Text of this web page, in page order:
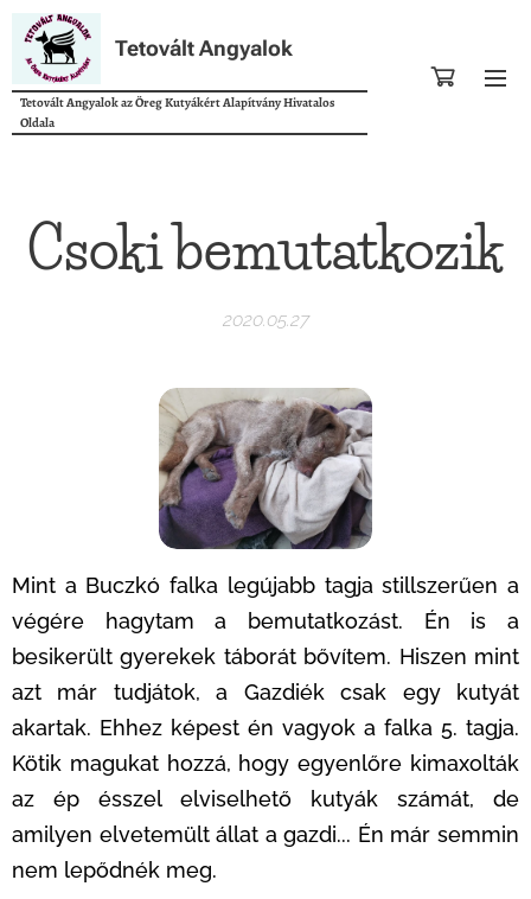
Tetovált Angyalok
Tetovált Angyalok az Öreg Kutyákért Alapítvány Hivatalos
Oldala
Csoki bemutatkozik
2020.05.27
Mint a Buczkó falka legújabb tagja stillszerűen a
végére hagytam a bemutatkozást. Én is a
besikerült gyerekek táborát bővítem. Hiszen mint
azt már tudjátok, a Gazdiék csak egy kutyát
akartak. Ehhez képest én vagyok a falka 5. tagja.
Kötik magukat hozzá, hogy egyenlőre kimaxolták
az ép ésszel elviselhető kutyák számát, de
amilyen elvetemült állat a gazdi... Én már semmin
nem lepődnék meg.